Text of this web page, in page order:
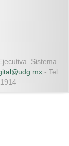
Sistema
- Tel.